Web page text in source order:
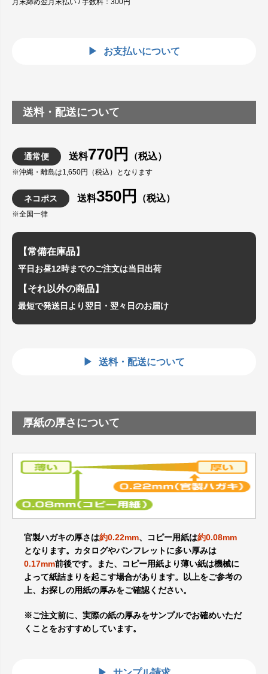
月末締め翌月末払い / 手数料：300円
お支払いについて
送料・配送について
通常便 送料770円 （税込）
※沖縄・離島は1,650円（税込）となります
ネコポス 送料350円 （税込）
※全国一律
【常備在庫品】
平日お昼12時までのご注文は当日出荷
【それ以外の商品】
最短で発送日より翌日・翌々日のお届け
送料・配送について
厚紙の厚さについて
官製ハガキの厚さは約0.22mm、コピー用紙は約0.08mm
となります。カタログやパンフレットに多い厚みは
0.17mm前後です。また、コピー用紙より薄い紙は機械に
よって紙詰まりを起こす場合があります。以上をご参考の
上、お探しの用紙の厚みをご確認ください。
※ご注文前に、実際の紙の厚みをサンプルでお確めいただ
くことをおすすめしています。